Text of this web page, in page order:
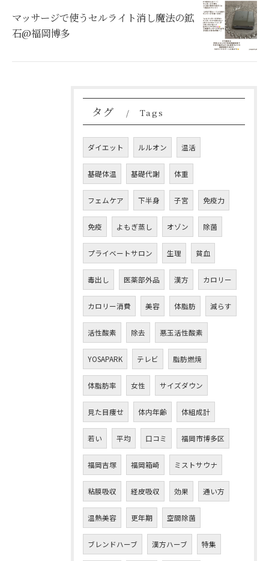
マッサージで使うセルライト消し魔法の鉱
石@福岡博多
タグ Tags
ダイエット ルルオン 温活
基礎体温 基礎代謝 体重
フェムケア 下半身 子宮 免疫力
免疫 よもぎ蒸し オゾン 除菌
プライベートサロン 生理 貧血
毒出し 医薬部外品 漢方 カロリー
カロリー消費 美容 体脂肪 減らす
活性酸素 除去 悪玉活性酸素
YOSAPARK テレビ 脂肪燃焼
体脂肪率 女性 サイズダウン
見た目痩せ 体内年齢 体組成計
若い 平均 口コミ 福岡市博多区
福岡吉塚 福岡箱崎 ミストサウナ
粘膜吸収 経皮吸収 効果 通い方
温熱美容 更年期 空間除菌
ブレンドハーブ 漢方ハーブ 特集